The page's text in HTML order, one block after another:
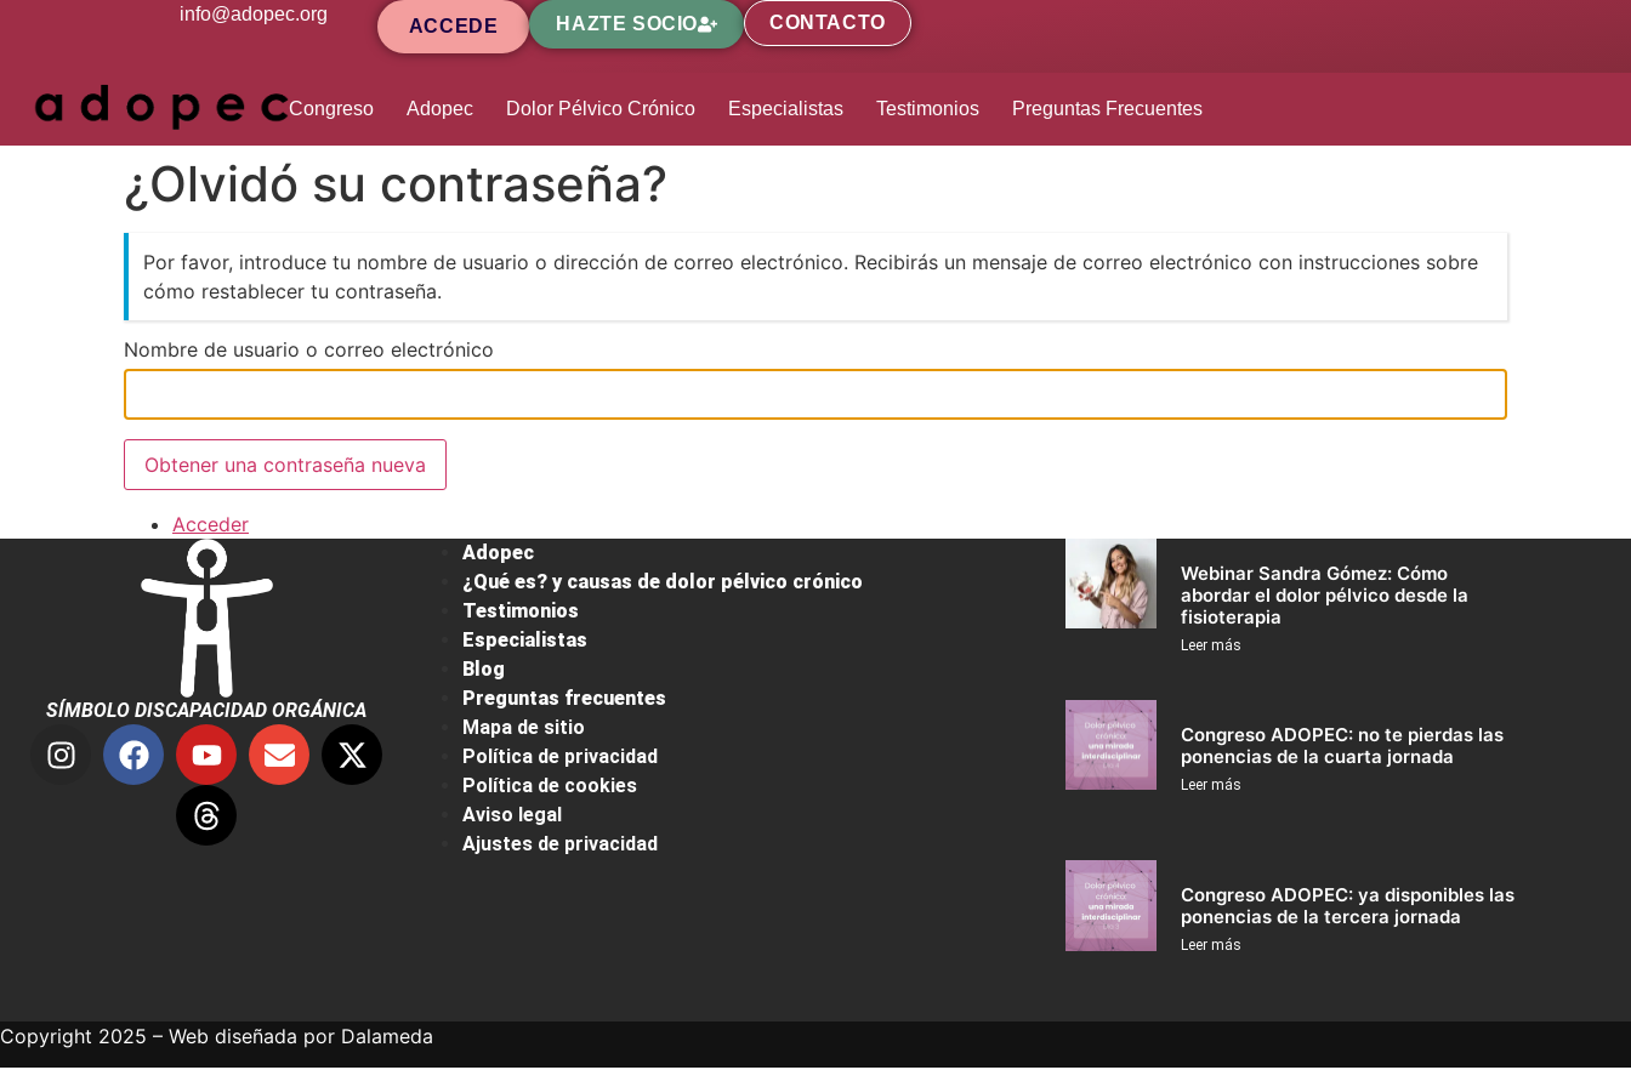
info@adopec.org
ACCEDE HAZTE SOCIO CONTACTO
Congreso Adopec Dolor Pélvico Crónico Especialistas Testimonios Preguntas Frecuentes
¿Olvidó su contraseña?
Por favor, introduce tu nombre de usuario o dirección de correo electrónico. Recibirás un mensaje de correo electrónico con instrucciones sobre
cómo restablecer tu contraseña.
Nombre de usuario o correo electrónico
Obtener una contraseña nueva
Acceder
SÍMBOLO DISCAPACIDAD ORGÁNICA
Adopec
¿Qué es? y causas de dolor pélvico crónico
Testimonios
Especialistas
Blog
Preguntas frecuentes
Mapa de sitio
Política de privacidad
Política de cookies
Aviso legal
Ajustes de privacidad
Webinar Sandra Gómez: Cómo
abordar el dolor pélvico desde la
fisioterapia
Leer más
Congreso ADOPEC: no te pierdas las
ponencias de la cuarta jornada
Leer más
Congreso ADOPEC: ya disponibles las
ponencias de la tercera jornada
Leer más
Copyright 2025 – Web diseñada por Dalameda